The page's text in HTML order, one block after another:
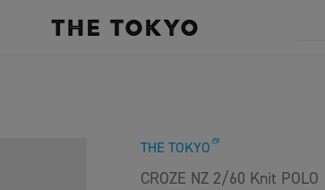
THE TOKYO
CROZE NZ 2/60 Knit POLO